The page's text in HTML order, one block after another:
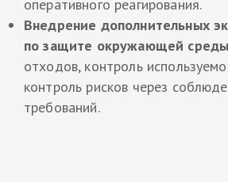
оперативного реагирования.
Внедрение дополнительных
по защите окружающей
отходов, контроль
контроль рисков через
требований.